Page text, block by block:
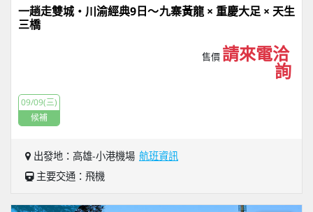
一趟走雙城・川渝經典9日～九寨黃龍 × 重慶大足 × 天生
三橋
售價 請來電洽
詢
09/09(三)
候補
出發地：高雄-小港機場 航班資訊
主要交通：飛機